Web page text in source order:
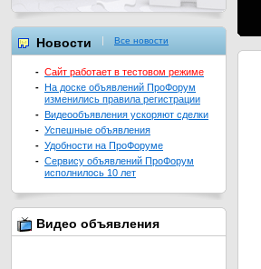
Новости Все новости
- Сайт работает в тестовом режиме
- На доске объявлений ПроФорум
изменились правила регистрации
- Видеообъявления ускоряют сделки
- Успешные объявления
- Удобности на ПроФоруме
- Сервису объявлений ПроФорум
исполнилось 10 лет
Видео объявления